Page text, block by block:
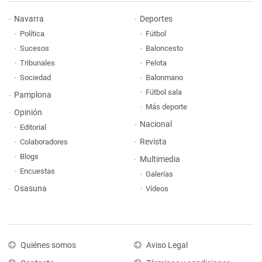
Navarra
Política
Sucesos
Tribunales
Sociedad
Pamplona
Opinión
Editorial
Colaboradores
Blogs
Encuestas
Osasuna
Deportes
Fútbol
Baloncesto
Pelota
Balonmano
Fútbol sala
Más deporte
Nacional
Revista
Multimedia
Galerías
Vídeos
Quiénes somos
Aviso Legal